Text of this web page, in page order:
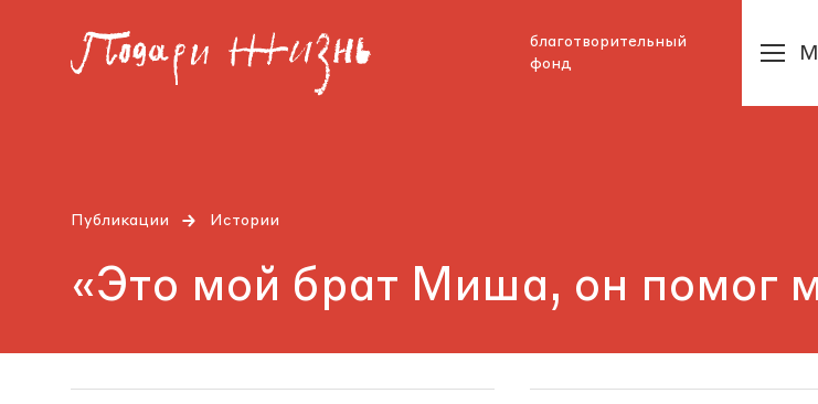
благотворительный
фонд
Публикации Истории
«Это мой брат Миша, он помог